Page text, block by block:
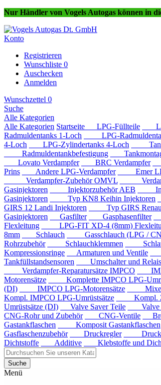
Nur Händler von Vogels Autogas können in
Konto
Registrieren
Wunschliste 0
Auschecken
Anmelden
Wunschzettel 0
Suche
Alle Kategorien
Alle Kategorien Startseite LPG-Füllteile
Radmuldentanks 1-Loch
LPG-
4-Loch
LPG-Zylindertanks 4-Loch
Radmuldentankbefestigung
Lovato Verdampfer
BRC Verdampfer
Prins
Andere LPG-Verdampfer Emer
Verdampfer-Zubehör OMVL
Gasinjektoren
Injektorzubehör AEB
Gasinjektoren
Typ KN8 Keihin Injektoren
GIRS 12 Landi Injektoren
Typ GIRS Renault
Gasinjektoren
Gasfilter Gasphasenfilter
Flexleitung
LPG-FIT XD-4 (8mm)
8mm
Schlauch Gasschlauch (LPG /
Rohrzubehör
Schlauchklemmen
Kompressionsringe
Armaturen und Ventile
Tankfüllstandsensoren
Umschalter und Relais
Verdampfer-Reparatursätze IMPCO
Motorensätze
Komplette IMPCO LPG-
(DI)
IMPCO LPG-Motorensätze Mixer
Kompl. IMPCO LPG-Umrüstsätze
Kompl.
Umrüstsätze (DI)
Valve Saver Teile Valve
CNG-Rohr und Zubehör
CNG-Ventile
Gastankflaschen
Komposit Gastankflaschen
Gasflaschenzubehör
Druckregler
Dichtstoffe
Additive Klebstoffe und
Suche
Menü